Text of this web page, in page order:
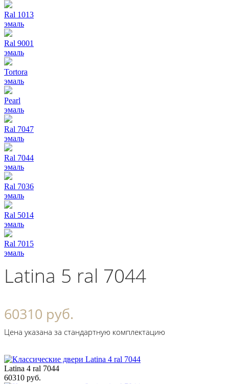
Ral 1013
эмаль
Ral 9001
эмаль
Tortora
эмаль
Pearl
эмаль
Ral 7047
эмаль
Ral 7044
эмаль
Ral 7036
эмаль
Ral 5014
эмаль
Ral 7015
эмаль
Latina 5 ral 7044
60310 руб.
Цена указана за стандартную комплектацию
Latina 4 ral 7044
60310 руб.